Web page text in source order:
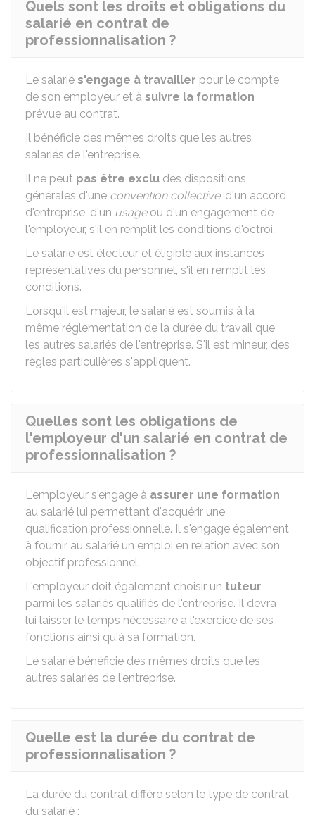
Quels sont les droits et obligations du
salarié en contrat de
professionnalisation ?
Le salarié s'engage à travailler pour le compte
de son employeur et à suivre la formation
prévue au contrat.
Il bénéficie des mêmes droits que les autres
salariés de l'entreprise.
Il ne peut pas être exclu des dispositions
générales d'une convention collective, d'un accord
d'entreprise, d'un usageou d'un engagement de
l'employeur, s'il en remplit les conditions d'octroi.
Le salarié est électeur et éligible aux instances
représentatives du personnel, s'il en remplit les
conditions.
Lorsqu'il est majeur, le salarié est soumis à la
même réglementation de la durée du travail que
les autres salariés de l'entreprise. S'il est mineur, des
règles particulières s'appliquent.
Quelles sont les obligations de
l'employeur d'un salarié en contrat de
professionnalisation ?
L'employeur s'engage à assurer une formation
au salarié lui permettant d'acquérir une
qualification professionnelle. Il s'engage également
à fournir au salarié un emploi en relation avec son
objectif professionnel.
L'employeur doit également choisir un tuteur
parmi les salariés qualifiés de l'entreprise. Il devra
lui laisser le temps nécessaire à l'exercice de ses
fonctions ainsi qu'à sa formation.
Le salarié bénéficie des mêmes droits que les
autres salariés de l'entreprise.
Quelle est la durée du contrat de
professionnalisation ?
La durée du contrat diffère selon le type de contrat
du salarié :